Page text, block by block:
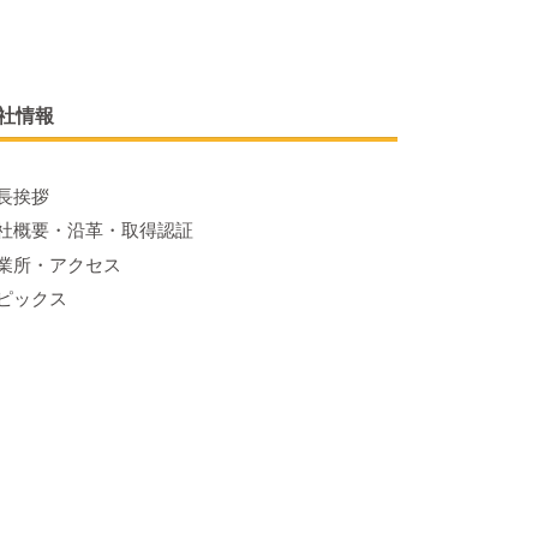
情報
挨拶
概要・沿革・取得認証
所・アクセス
ックス